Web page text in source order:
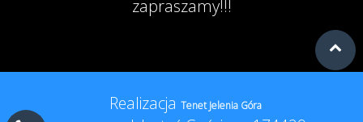
zapraszamy!!!
Realizacja Tenet Jelenia Góra